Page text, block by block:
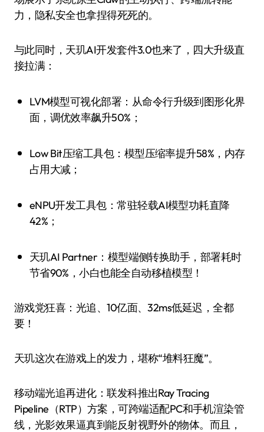
力，隐私安全也拿捏得死死的。
与此同时，天玑AI开发套件3.0也来了，四大升级直
接拉满：
LVM模型可视化部署：从命令行升级到图形化界
面，调优效率飙升50%；
Low Bit压缩工具包：模型压缩率提升58%，内存
占用大减；
eNPU开发工具包：常驻轻载AI模型功耗直降
42%；
天玑AI Partner：模型端侧转换助手，部署耗时
节省90%，小白也能全自动移植模型！
游戏党狂喜：光追、10亿面、32ms低延迟，全都
要！
天玑这次在游戏上的发力，堪称“堆料狂魔”。
移动端光追再进化：联发科推出Ray Tracing
Pipeline（RTP）方案，可跨端适配PC和手机渲染管
线，光影效果逼真到能反射视野外的物体。而且，